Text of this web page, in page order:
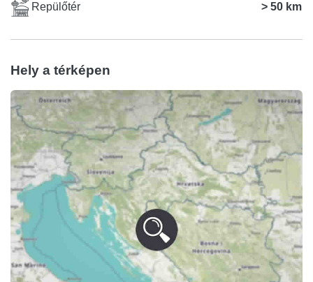
Repülőtér > 50 km
Hely a térképen